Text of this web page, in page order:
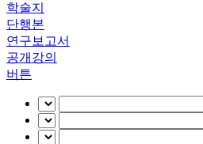
학술지
단행본
연구보고서
공개강의
버튼